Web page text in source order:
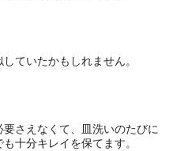
ていたかもしれません。
さえなくて、皿洗いのたびに
十分キレイを保てます。